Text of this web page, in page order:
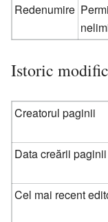
Redenumire
Istoric
Creatorul paginii
Data creării paginii
Cel mai recent